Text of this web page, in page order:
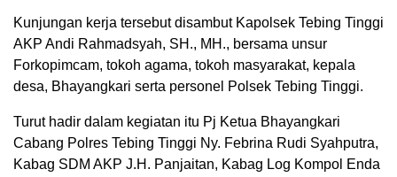
Kunjungan kerja tersebut disambut Kapolsek Tebing Tinggi
AKP Andi Rahmadsyah, SH., MH., bersama unsur
Forkopimcam, tokoh agama, tokoh masyarakat, kepala
desa, Bhayangkari serta personel Polsek Tebing Tinggi.
Turut hadir dalam kegiatan itu Pj Ketua Bhayangkari
Cabang Polres Tebing Tinggi Ny. Febrina Rudi Syahputra,
Kabag SDM AKP J.H. Panjaitan, Kabag Log Kompol Enda